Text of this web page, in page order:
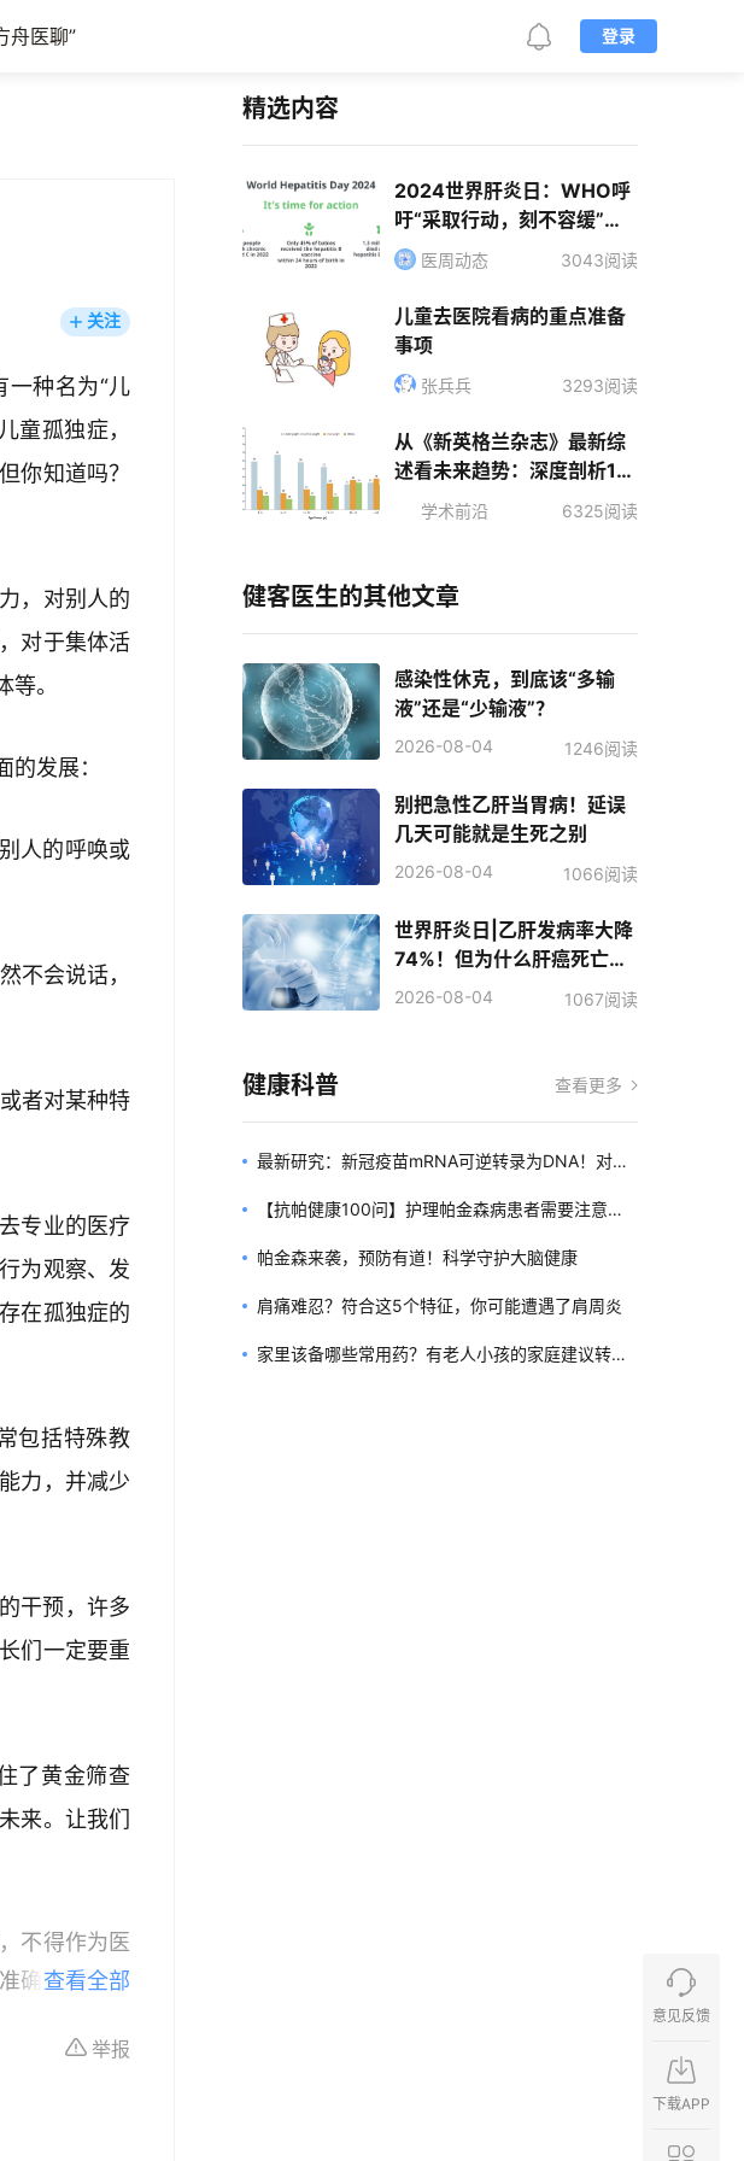
舟医聊” 登录
关注
一种名为“儿
童孤独症，
你知道吗？
，对别人的
对于集体活
。
发展：
人的呼唤或
不会说话，
者对某种特
专业的医疗
为观察、发
在孤独症的
包括特殊教
力，并减少
干预，许多
们一定要重
了黄金筛查
来。让我们
不得作为医
确性，但本
者、出版方
查看全部
举报
精选内容
2024世界肝炎日：WHO呼
吁“采取行动，刻不容缓”｜G
SK疫苗销售疲软｜FDA七月
份批准新药汇总
医周动态 3043阅读
儿童去医院看病的重点准备
事项
张兵兵 3293阅读
从《新英格兰杂志》最新综
述看未来趋势：深度剖析1型
糖尿病心血管疾病防治思路
学术前沿 6325阅读
健客医生的其他文章
感染性休克，到底该“多输
液”还是“少输液”？
2026-08-04 1246阅读
别把急性乙肝当胃病！延误
几天可能就是生死之别
2026-08-04 1066阅读
世界肝炎日|乙肝发病率大降
74%！但为什么肝癌死亡人
数反而增加了？
2026-08-04 1067阅读
健康科普 查看更多
最新研究：新冠疫苗mRNA可逆转录为DNA！对我
们的基因有何影响？
【抗帕健康100问】护理帕金森病患者需要注意些
什么？
帕金森来袭，预防有道！科学守护大脑健康
肩痛难忍？符合这5个特征，你可能遭遇了肩周炎
家里该备哪些常用药？有老人小孩的家庭建议转发
意见反馈
下载APP